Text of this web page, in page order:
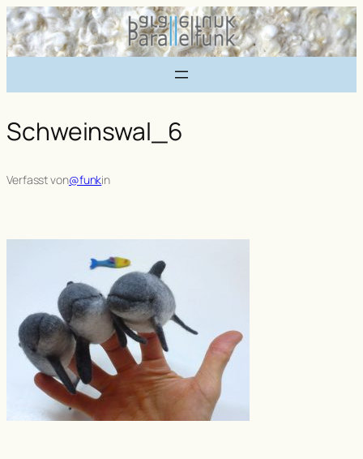
Zum
Inhalt
springen
Schweinswal_6
Verfasst von@funkin